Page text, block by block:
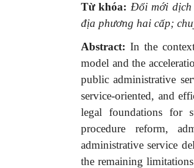
Từ khóa: Đổi mới dịch
địa phương hai cấp;
Abstract: In the
model and the
public administrative
service-oriented, and
legal foundations for
procedure reform,
administrative service
the remaining